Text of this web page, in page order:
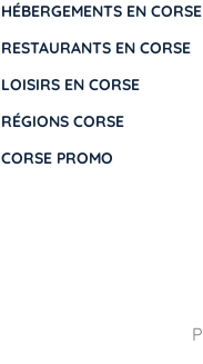
HÉBERGEMENTS EN CORSE
RESTAURANTS EN CORSE
LOISIRS EN CORSE
RÉGIONS CORSE
CORSE PROMO